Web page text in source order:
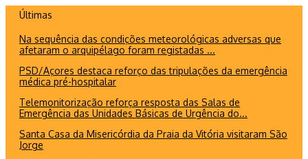
conteúdo
Últimas
Na sequência das condições meteorológicas adversas que
afetaram o arquipélago foram registadas ...
PSD/Açores destaca reforço das tripulações da emergência
médica pré-hospitalar
Telemonitorização reforça resposta das Salas de
Emergência das Unidades Básicas de Urgência do...
Santa Casa da Misericórdia da Praia da Vitória visitaram São
Jorge